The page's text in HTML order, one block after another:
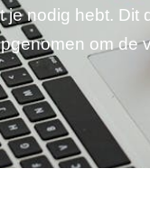
nodig hebt. Dit
om de